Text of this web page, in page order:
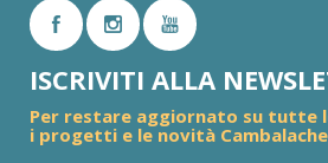
ISCRIVITI ALLA
Per restare aggiornato su tutte
i progetti e le novità